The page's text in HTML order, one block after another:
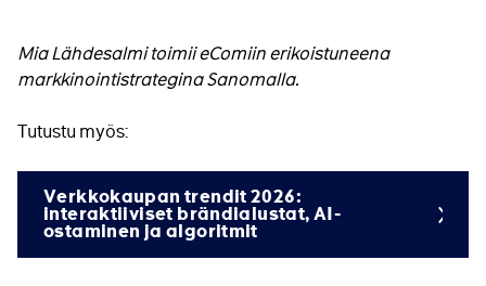
Mia Lähdesalmi toimii eComiin erikoistuneena
markkinointistrategina Sanomalla.
Tutustu myös:
Verkkokaupan trendit 2026:
interaktiiviset brändialustat, AI-
ostaminen ja algoritmit